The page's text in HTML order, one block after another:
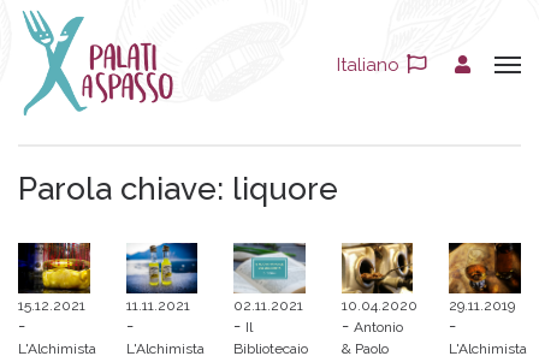
Italiano
Parola chiave: liquore
15.12.2021
L'Alchimista
11.11.2021
L'Alchimista
02.11.2021
Il
Bibliotecaio
10.04.2020
Antonio
& Paolo
29.11.2019
L'Alchimista